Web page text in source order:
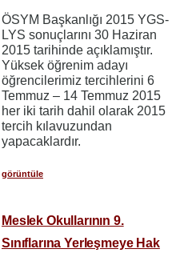
ÖSYM Başkanlığı 2015 YGS-
LYS sonuçlarını 30 Haziran
2015 tarihinde açıklamıştır.
Yüksek öğrenim adayı
öğrencilerimiz tercihlerini 6
Temmuz – 14 Temmuz 2015
her iki tarih dahil olarak 2015
tercih kılavuzundan
yapacaklardır.
görüntüle
Meslek Okullarının 9.
Sınıflarına Yerleşmeye Hak